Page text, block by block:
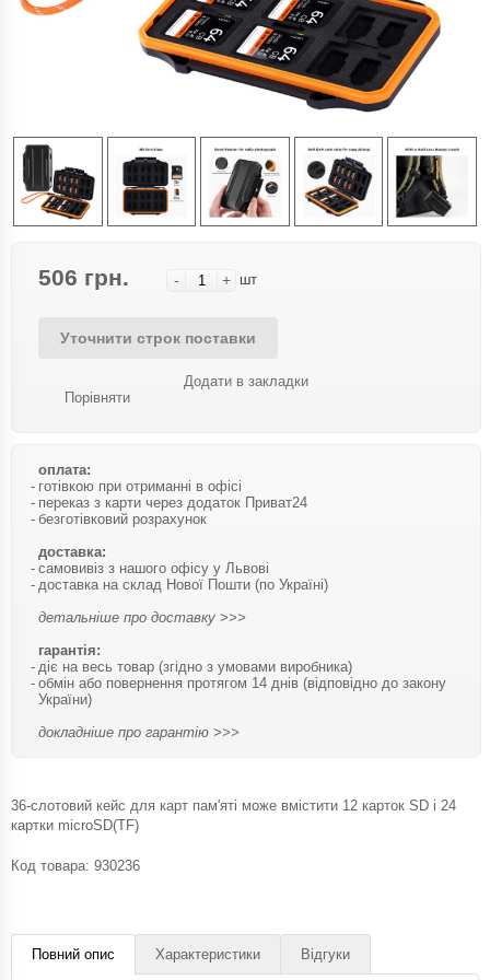
506 грн. - + шт
Уточнити строк поставки
Порівняти
Додати в закладки
оплата:
готівкою при отриманні в офісі
переказ з карти через додаток Приват24
безготівковий розрахунок
доставка:
самовивіз з нашого офісу у Львові
доставка на склад Нової Пошти (по Україні)
детальніше про доставку >>>
гарантія:
діє на весь товар (згідно з умовами виробника)
обмін або повернення протягом 14 днів (відповідно до закону
України)
докладніше про гарантію >>>
36-слотовий кейс для карт пам'яті може вмістити 12 карток SD і 24
картки microSD(TF)
Код товара: 930236
Повний опис Характеристики Відгуки